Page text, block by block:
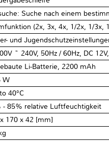
Suche nach einem
(2x, 3x, 4x, 1/2x, 1/3x,
und
~ 240V, 50Hz / 60Hz, DC
Li-Batterie, 2200 mAh
W
40°C
- 85% relative Luftfeuchtigkeit
170 x 42 [mm]